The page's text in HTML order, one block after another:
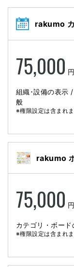
rakumo
75,000
組織･設備の表示
般
※権限設定は含まれ
rakumo
75,000
カテゴリ・ボー
※権限設定は含まれ